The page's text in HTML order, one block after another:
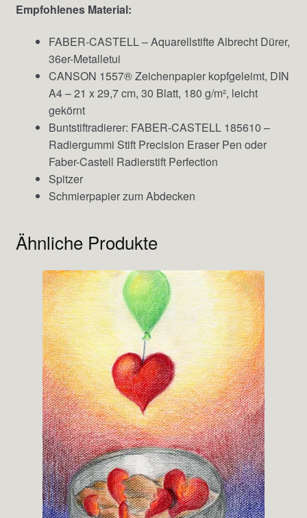
Empfohlenes Material:
FABER-CASTELL – Aquarellstifte Albrecht Dürer,
36er-Metalletui
CANSON 1557® Zeichenpapier kopfgeleimt, DIN
A4 – 21 x 29,7 cm, 30 Blatt, 180 g/m², leicht
gekörnt
Buntstiftradierer: FABER-CASTELL 185610 –
Radiergummi Stift Precision Eraser Pen oder
Faber-Castell Radierstift Perfection
Spitzer
Schmierpapier zum Abdecken
Ähnliche Produkte